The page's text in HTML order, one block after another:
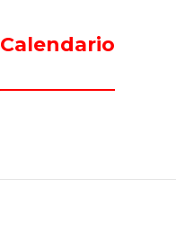
Calendario